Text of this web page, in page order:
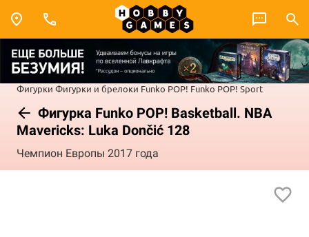
Фигурки Фигурки и брелоки Funko POP! Funko POP! Sport
Фигурка Funko POP! Basketball. NBA
Mavericks: Luka Dončić 128
Чемпион Европы 2017 года